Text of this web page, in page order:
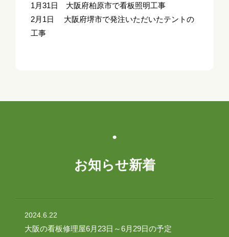
1月31日 大阪府柏原市で看板照明工事
2月1日 大阪府堺市で発注いただいたテントの
工事
お知らせ新着
2024.6.22
大阪の看板修理屋6月23日～6月29日の予定